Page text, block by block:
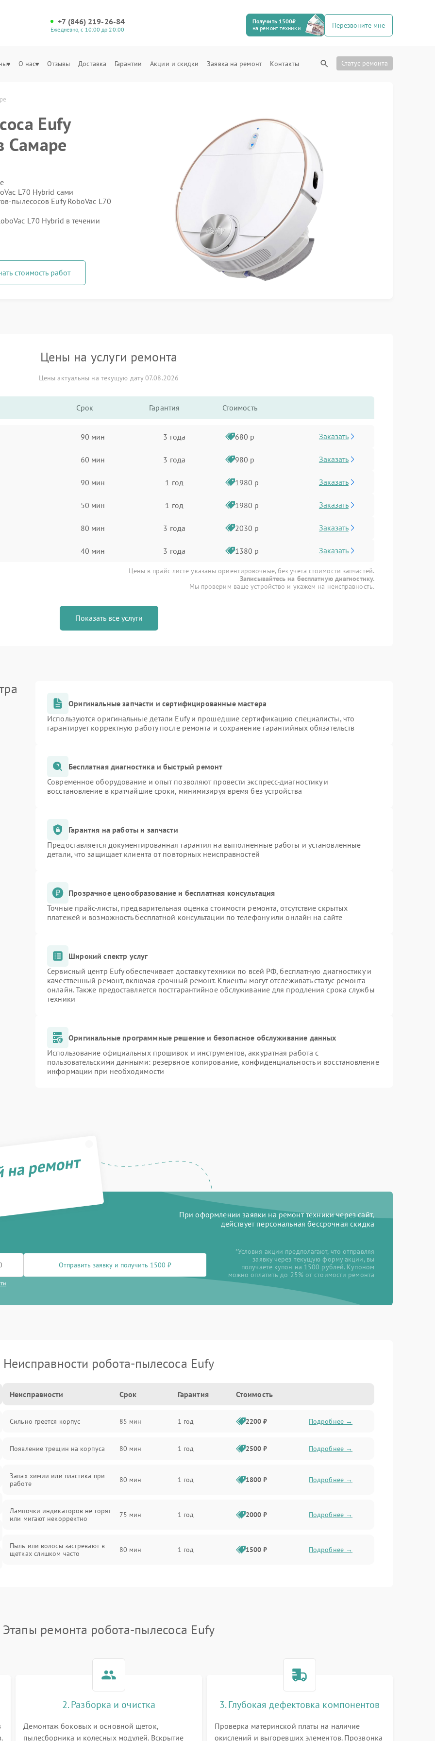
+7 (846) 219-26-84
Ежедневно, с 10:00 до 20:00
Получить 1500₽
на ремонт техники
Перезвоните мне
О нас Отзывы Доставка Гарантии Акции и скидки Заявка на ремонт Контакты Статус ремонта
Eufy
Самаре
L70 Hybrid сами
пылесосов Eufy RoboVac L70
L70 Hybrid в течении
стоимость работ
Цены на услуги ремонта
Цены актуальны на текущую дату 07.08.2026
Срок Гарантия Стоимость
90 мин 3 года 680 р Заказать
60 мин 3 года 980 р Заказать
90 мин 1 год 1980 р Заказать
50 мин 1 год 1980 р Заказать
80 мин 3 года 2030 р Заказать
40 мин 3 года 1380 р Заказать
Цены в прайс-листе указаны ориентировочные, без учета стоимости запчастей.
Записывайтесь на бесплатную диагностику.
Мы проверим ваше устройство и укажем на неисправность.
Показать все услуги
Оригинальные запчасти и сертифицированные мастера
Используются оригинальные детали Eufy и прошедшие сертификацию специалисты, что
гарантирует корректную работу после ремонта и сохранение гарантийных обязательств
Бесплатная диагностика и быстрый ремонт
Современное оборудование и опыт позволяют провести экспресс-диагностику и
восстановление в кратчайшие сроки, минимизируя время без устройства
Гарантия на работы и запчасти
Предоставляется документированная гарантия на выполненные работы и установленные
детали, что защищает клиента от повторных неисправностей
Прозрачное ценообразование и бесплатная консультация
Точные прайс-листы, предварительная оценка стоимости ремонта, отсутствие скрытых
платежей и возможность бесплатной консультации по телефону или онлайн на сайте
Широкий спектр услуг
Сервисный центр Eufy обеспечивает доставку техники по всей РФ, бесплатную диагностику и
качественный ремонт, включая срочный ремонт. Клиенты могут отслеживать статус ремонта
онлайн. Также предоставляется постгарантийное обслуживание для продления срока службы
техники
Оригинальные программные решение и безопасное обслуживание данных
Использование официальных прошивок и инструментов, аккуратная работа с
пользовательскими данными: резервное копирование, конфиденциальность и восстановление
информации при необходимости
ремонт
При оформлении заявки на ремонт техники через сайт,
действует персональная бессрочная скидка
Отправить заявку и получить 1500 ₽
*Условия акции предполагают, что отправляя
заявку через текущую форму акции, вы
получаете купон на 1500 рублей. Купоном
можно оплатить до 25% от стоимости ремонта
Неисправности робота-пылесоса Eufy
Неисправности Срок Гарантия Стоимость
Сильно греется корпус 85 мин 1 год 2200 ₽ Подробнее →
Появление трещин на корпуса 80 мин 1 год 2500 ₽ Подробнее →
Запах химии или пластика при
работе
80 мин 1 год 1800 ₽ Подробнее →
Лампочки индикаторов не горят
или мигают некорректно
75 мин 1 год 2000 ₽ Подробнее →
Пыль или волосы застревают в
щетках слишком часто
80 мин 1 год 1500 ₽ Подробнее →
Этапы ремонта робота-пылесоса Eufy
2. Разборка и очистка
Демонтаж боковых и основной щеток,
пылесборника и колесных модулей. Вскрытие
3. Глубокая дефектовка компонентов
Проверка материнской платы на наличие
окислений и выгоревших элементов. Прозвонка